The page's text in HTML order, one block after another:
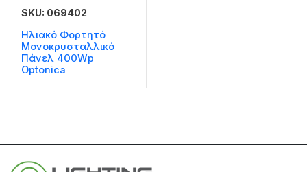
SKU: 069402
Ηλιακό Φορτητό
Μονοκρυσταλλικό
Πάνελ 400Wp
Optonica